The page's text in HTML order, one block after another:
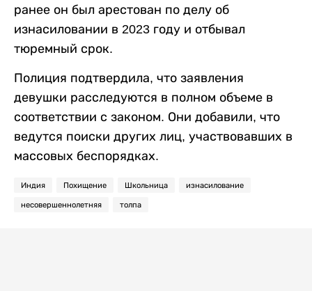
ранее он был арестован по делу об
изнасиловании в 2023 году и отбывал
тюремный срок.
Полиция подтвердила, что заявления
девушки расследуются в полном объеме в
соответствии с законом. Они добавили, что
ведутся поиски других лиц, участвовавших в
массовых беспорядках.
Индия Похищение Школьница изнасилование
несовершеннолетняя толпа